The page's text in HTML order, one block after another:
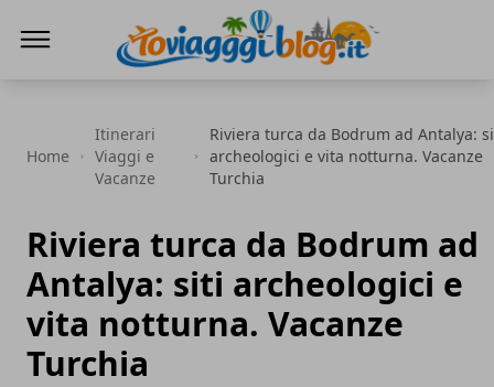
Home
Itinerari
Viaggi e
Vacanze
Riviera turca da Bodrum ad Antalya:
archeologici e vita notturna. Vacanze
Turchia
Riviera turca da Bodrum ad
Antalya: siti archeologici e
vita notturna. Vacanze
Turchia